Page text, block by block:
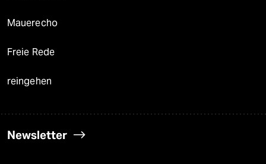
Mauerecho
Freie Rede
reingehen
Newsletter